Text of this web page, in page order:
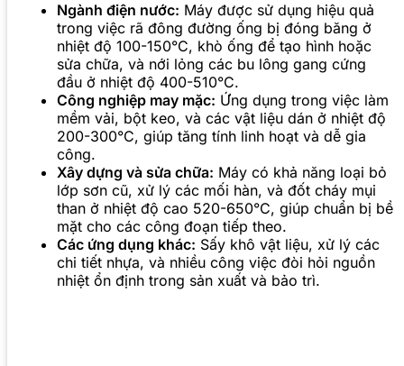
Ngành điện nước: Máy được sử dụng hiệu quả
trong việc rã đông đường ống bị đóng băng ở
nhiệt độ 100-150°C, khò ống để tạo hình hoặc
sửa chữa, và nới lỏng các bu lông gang cứng
đầu ở nhiệt độ 400-510°C.
Công nghiệp may mặc: Ứng dụng trong việc làm
mềm vải, bột keo, và các vật liệu dán ở nhiệt độ
200-300°C, giúp tăng tính linh hoạt và dễ gia
công.
Xây dựng và sửa chữa: Máy có khả năng loại bỏ
lớp sơn cũ, xử lý các mối hàn, và đốt cháy mụi
than ở nhiệt độ cao 520-650°C, giúp chuẩn bị bề
mặt cho các công đoạn tiếp theo.
Các ứng dụng khác: Sấy khô vật liệu, xử lý các
chi tiết nhựa, và nhiều công việc đòi hỏi nguồn
nhiệt ổn định trong sản xuất và bảo trì.